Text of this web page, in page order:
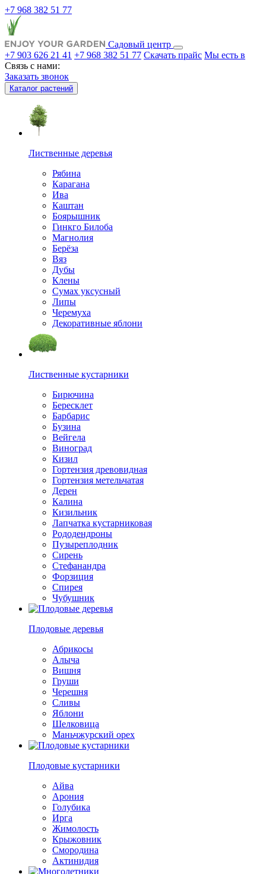
+7 968 382 51 77
Садовый центр
+7 903 626 21 41 +7 968 382 51 77 Скачать прайс Мы есть в
Связь с нами:
Заказать звонок
Каталог растений
Лиственные деревья
Рябина
Карагана
Ива
Каштан
Боярышник
Гинкго Билоба
Магнолия
Берёза
Вяз
Дубы
Клены
Сумах уксусный
Липы
Черемуха
Декоративные яблони
Лиственные кустарники
Бирючина
Бересклет
Барбарис
Бузина
Вейгела
Виноград
Кизил
Гортензия древовидная
Гортензия метельчатая
Дерен
Калина
Кизильник
Лапчатка кустарниковая
Рододендроны
Пузыреплодник
Сирень
Стефанандра
Форзиция
Спирея
Чубушник
Плодовые деревья
Абрикосы
Алыча
Вишня
Груши
Черешня
Сливы
Яблони
Шелковица
Маньчжурский орех
Плодовые кустарники
Айва
Арония
Голубика
Ирга
Жимолость
Крыжовник
Смородина
Актинидия